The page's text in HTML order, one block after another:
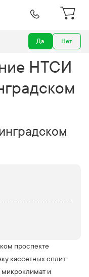
Да Нет
проспекте
НТСИ
проспекте
кассетных сплит-
и